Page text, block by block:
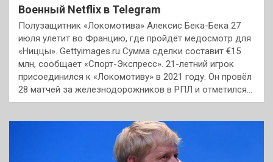
Военный Netflix в Telegram
Полузащитник «Локомотива» Алексис Бека-Бека 27
июля улетит во Францию, где пройдёт медосмотр для
«Ниццы». Gettyimages.ru Сумма сделки составит €15
млн, сообщает «Спорт-Экспресс». 21-летний игрок
присоединился к «Локомотиву» в 2021 году. Он провёл
28 матчей за железнодорожников в РПЛ и отметился…